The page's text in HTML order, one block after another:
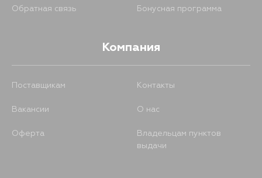
Обратная связь Бонусная программа
Компания
Поставщикам Контакты
Вакансии О нас
Оферта
Владельцам пунктов
выдачи